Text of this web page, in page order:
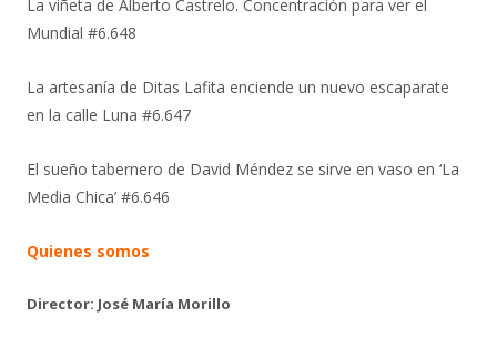
La viñeta de Alberto Castrelo. Concentración para ver el
Mundial #6.648
La artesanía de Ditas Lafita enciende un nuevo escaparate
en la calle Luna #6.647
El sueño tabernero de David Méndez se sirve en vaso en ‘La
Media Chica’ #6.646
Quienes somos
Director: José María Morillo